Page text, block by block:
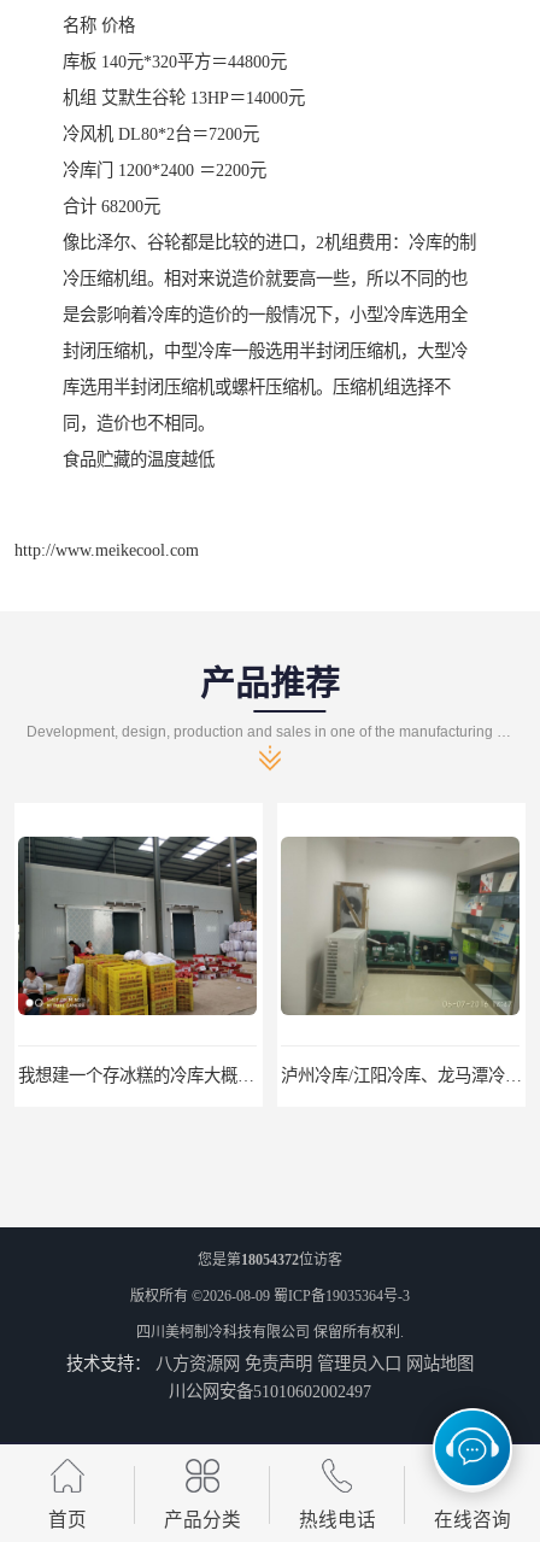
名称 价格
库板 140元*320平方＝44800元
机组 艾默生谷轮 13HP＝14000元
冷风机 DL80*2台＝7200元
冷库门 1200*2400 ＝2200元
合计 68200元
像比泽尔、谷轮都是比较的进口，2机组费用：冷库的制
冷压缩机组。相对来说造价就要高一些，所以不同的也
是会影响着冷库的造价的一般情况下，小型冷库选用全
封闭压缩机，中型冷库一般选用半封闭压缩机，大型冷
库选用半封闭压缩机或螺杆压缩机。压缩机组选择不
同，造价也不相同。
食品贮藏的温度越低
http://www.meikecool.com
产品推荐
遂宁冻库/遂宁冻库价格/遂宁冻库安装
您是第18054372位访客
版权所有 ©2026-08-09 蜀ICP备19035364号-3
四川美柯制冷科技有限公司 保留所有权利.
技术支持： 八方资源网 免责声明 管理员入口 网站地图
川公网安备51010602002497
首页 产品分类 热线电话 在线咨询